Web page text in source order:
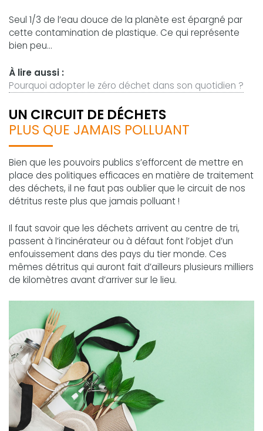
Seul 1/3 de l’eau douce de la planète est épargné par
cette contamination de plastique. Ce qui représente
bien peu...
À lire aussi :
Pourquoi adopter le zéro déchet dans son quotidien ?
UN CIRCUIT DE DÉCHETS
PLUS QUE JAMAIS POLLUANT
Bien que les pouvoirs publics s’efforcent de mettre en
place des politiques efficaces en matière de traitement
des déchets, il ne faut pas oublier que le circuit de nos
détritus reste plus que jamais polluant !
Il faut savoir que les déchets arrivent au centre de tri,
passent à l’incinérateur ou à défaut font l’objet d’un
enfouissement dans des pays du tier monde. Ces
mêmes détritus qui auront fait d’ailleurs plusieurs milliers
de kilomètres avant d’arriver sur le lieu.